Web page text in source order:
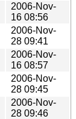
2006-Nov-
16 08:56
2006-Nov-
28 09:41
2006-Nov-
16 08:57
2006-Nov-
28 09:45
2006-Nov-
28 09:46